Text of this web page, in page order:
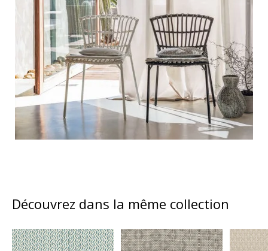
Découvrez dans la même collection